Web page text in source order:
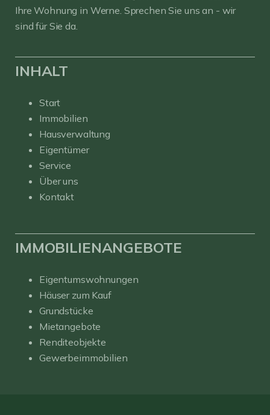
Ihre Wohnung in Werne. Sprechen Sie uns an - wir
sind für Sie da.
INHALT
Start
Immobilien
Hausverwaltung
Eigentümer
Service
Über uns
Kontakt
IMMOBILIENANGEBOTE
Eigentumswohnungen
Häuser zum Kauf
Grundstücke
Mietangebote
Renditeobjekte
Gewerbeimmobilien